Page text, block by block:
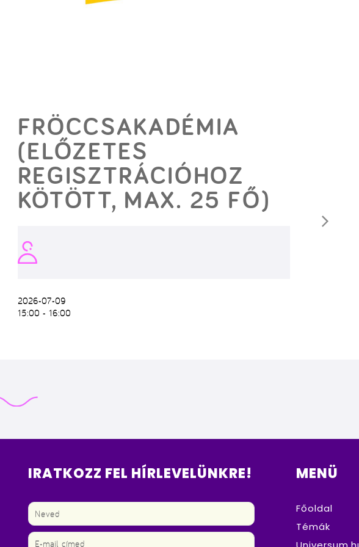
FRÖCCSAKADÉMIA
(ELŐZETES
REGISZTRÁCIÓHOZ
KÖTÖTT, MAX. 25 FŐ)
2026-07-09
15:00 - 16:00
IRATKOZZ FEL HÍRLEVELÜNKRE! MENÜ
Főoldal
Témák